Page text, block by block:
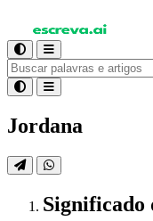
Jordana
Significado